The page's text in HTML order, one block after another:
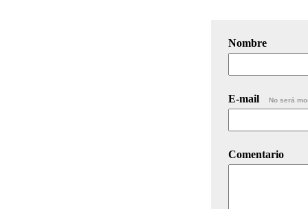
Nombre
E-mail No será
Comentario